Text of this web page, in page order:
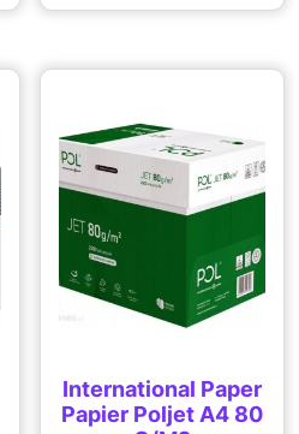
International Paper
Papier Poljet A4 80